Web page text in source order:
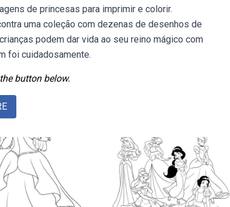
de princesas para imprimir e colorir.
uma coleção com dezenas de desenhos de
podem dar vida ao seu reino mágico com
foi cuidadosamente.
button below.